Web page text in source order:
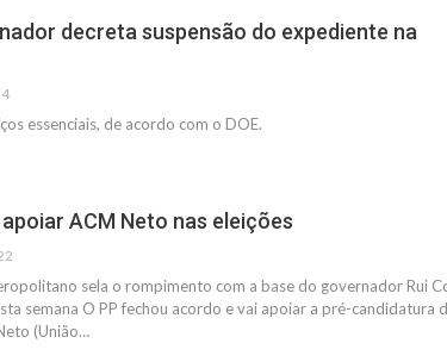
decreta suspensão do expediente na
essenciais, de acordo com o DOE.
ACM Neto nas eleições
sela o rompimento com a base do governador Rui
semana O PP fechou acordo e vai apoiar a pré-candidatura
(União…